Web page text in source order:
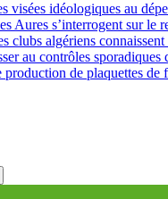
visées idéologiques au
Aures s’interrogent sur
algériens
au contrôles sporadiques
de plaquettes de